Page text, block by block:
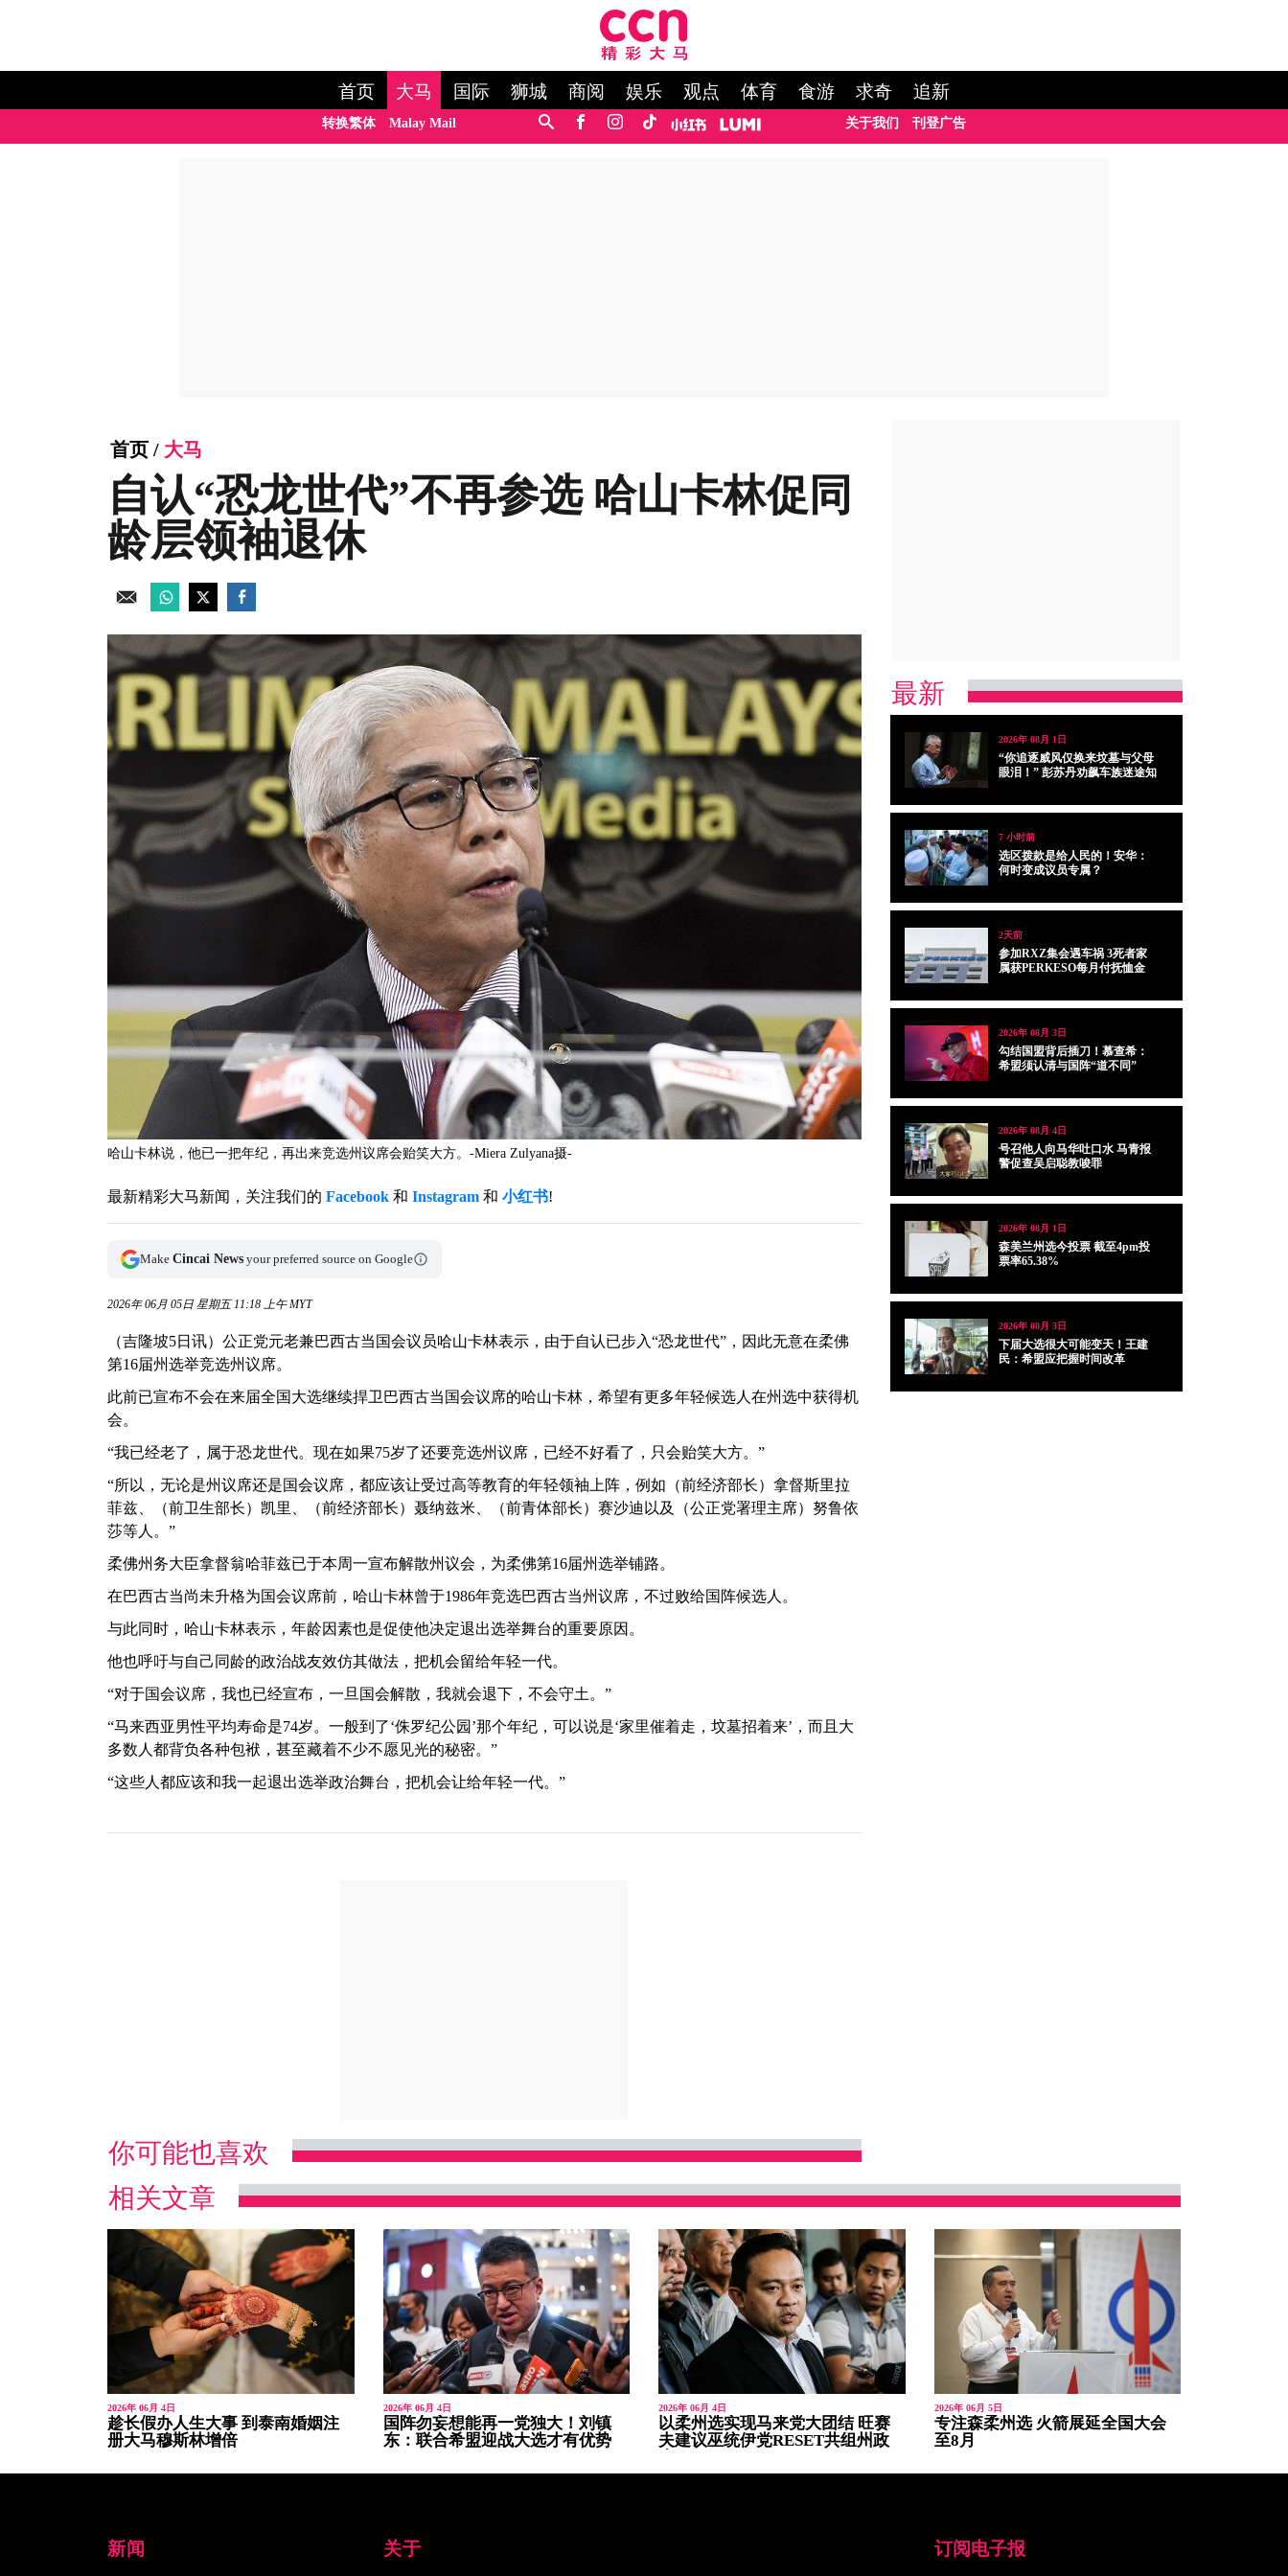
首页 大马 国际 狮城 商阅 娱乐 观点 体育 食游 求奇 追新
转换繁体 Malay Mail 关于我们 刊登广告
首页 / 大马
自认“恐龙世代”不再参选 哈山卡林促同
龄层领袖退休
哈山卡林说，他已一把年纪，再出来竞选州议席会贻笑大方。-Miera Zulyana摄-
最新精彩大马新闻，关注我们的 Facebook 和 Instagram 和 小红书!
Make Cincai News your preferred source on Google
2026年 06月 05日 星期五 11:18 上午 MYT
（吉隆坡5日讯）公正党元老兼巴西古当国会议员哈山卡林表示，由于自认已步入“恐龙世代”，因此无意在柔佛
第16届州选举竞选州议席。
此前已宣布不会在来届全国大选继续捍卫巴西古当国会议席的哈山卡林，希望有更多年轻候选人在州选中获得机
会。
“我已经老了，属于恐龙世代。现在如果75岁了还要竞选州议席，已经不好看了，只会贻笑大方。”
“所以，无论是州议席还是国会议席，都应该让受过高等教育的年轻领袖上阵，例如（前经济部长）拿督斯里拉
菲兹、（前卫生部长）凯里、（前经济部长）聂纳兹米、（前青体部长）赛沙迪以及（公正党署理主席）努鲁依
莎等人。”
柔佛州务大臣拿督翁哈菲兹已于本周一宣布解散州议会，为柔佛第16届州选举铺路。
在巴西古当尚未升格为国会议席前，哈山卡林曾于1986年竞选巴西古当州议席，不过败给国阵候选人。
与此同时，哈山卡林表示，年龄因素也是促使他决定退出选举舞台的重要原因。
他也呼吁与自己同龄的政治战友效仿其做法，把机会留给年轻一代。
“对于国会议席，我也已经宣布，一旦国会解散，我就会退下，不会守土。”
“马来西亚男性平均寿命是74岁。一般到了‘侏罗纪公园’那个年纪，可以说是‘家里催着走，坟墓招着来’，而且大
多数人都背负各种包袱，甚至藏着不少不愿见光的秘密。”
“这些人都应该和我一起退出选举政治舞台，把机会让给年轻一代。”
你可能也喜欢
最新
2026年 08月 1日
“你追逐威风仅换来坟墓与父母
眼泪！” 彭苏丹劝飙车族迷途知
7 小时前
选区拨款是给人民的！安华：
何时变成议员专属？
2天前
参加RXZ集会遇车祸 3死者家
属获PERKESO每月付抚恤金
2026年 08月 3日
勾结国盟背后插刀！慕查希：
希盟须认清与国阵“道不同”
2026年 08月 4日
号召他人向马华吐口水 马青报
警促查吴启聪教唆罪
2026年 08月 1日
森美兰州选今投票 截至4pm投
票率65.38%
2026年 08月 3日
下届大选很大可能变天！王建
民：希盟应把握时间改革
相关文章
2026年 06月 4日
趁长假办人生大事 到泰南婚姻注
册大马穆斯林增倍
2026年 06月 4日
国阵勿妄想能再一党独大！刘镇
东：联合希盟迎战大选才有优势
2026年 06月 4日
以柔州选实现马来党大团结 旺赛
夫建议巫统伊党RESET共组州政
2026年 06月 5日
专注森柔州选 火箭展延全国大会
至8月
新闻 关于 订阅电子报